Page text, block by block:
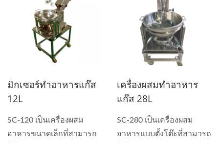
มิกเซอร์ทำอาหารแก๊ส
12L
SC-120 เป็นเครื่องผสม
อาหารขนาดเล็กที่สามารถ
เครื่องผสมทำอาหาร
แก๊ส 28L
SC-280 เป็นเครื่องผสม
อาหารแบบตั้งโต๊ะที่สามารถ